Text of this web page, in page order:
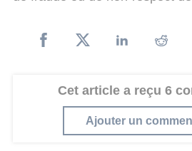
Cet article a reçu 6
Ajouter un